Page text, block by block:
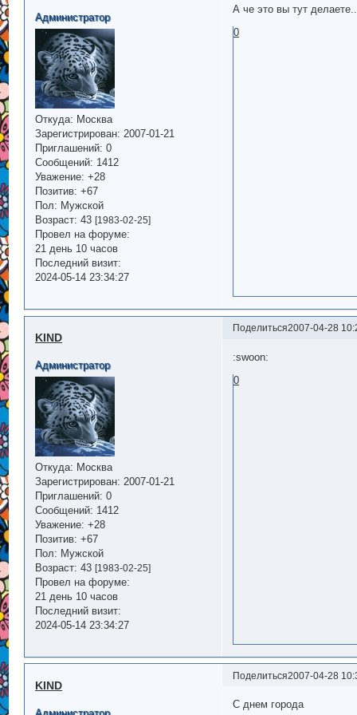
Администратор
Откуда: Москва
Зарегистрирован: 2007-01-21
Приглашений: 0
Сообщений: 1412
Уважение: +28
Позитив: +67
Пол: Мужской
Возраст: 43 [1983-02-25]
Провел на форуме:
21 день 10 часов
Последний визит:
2024-05-14 23:34:27
А че это вы тут
0
Поделиться2007-04-28
KIND
Администратор
Откуда: Москва
Зарегистрирован: 2007-01-21
Приглашений: 0
Сообщений: 1412
Уважение: +28
Позитив: +67
Пол: Мужской
Возраст: 43 [1983-02-25]
Провел на форуме:
21 день 10 часов
Последний визит:
2024-05-14 23:34:27
:swoon:
0
Поделиться2007-04-28
KIND
С днем города